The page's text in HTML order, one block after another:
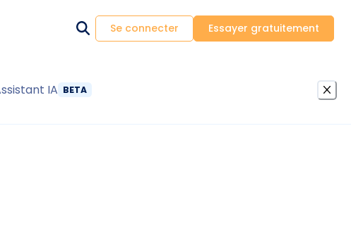
IA BETA
Se connecter Essayer gratuitement